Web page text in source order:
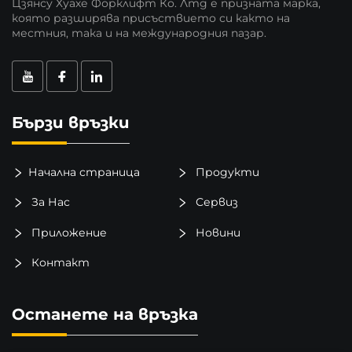
която разширява присъствието си както на
местния, така и на международния пазар.
Бързи връзки
Начална страница Продукти
За Нас Сервиз
Приложение Новини
Контакт
Останете на връзка